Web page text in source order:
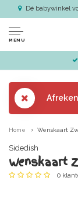
Dé babywinkel
MENU
Home Wenskaart
Sidedish
Wenskaart
0